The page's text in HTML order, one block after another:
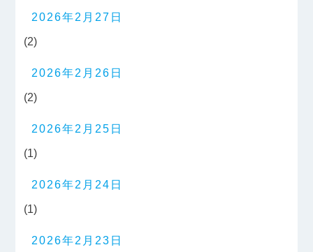
2026年2月27日
(2)
2026年2月26日
(2)
2026年2月25日
(1)
2026年2月24日
(1)
2026年2月23日